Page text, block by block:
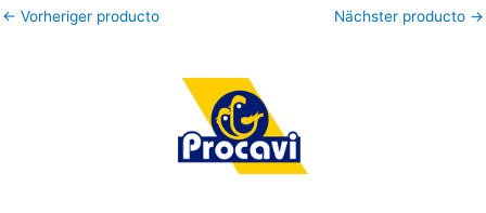
← Vorheriger producto Nächster producto →